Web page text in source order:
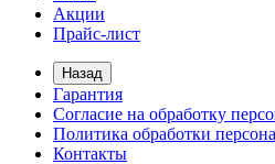
Акции
Прайс-лист
Назад
Гарантия
Согласие на обработку
Политика обработки
Контакты